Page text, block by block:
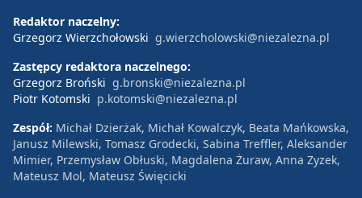
Redaktor naczelny:
Grzegorz Wierzchołowski g.wierzcholowski@niezalezna.pl
Zastępcy redaktora naczelnego:
Grzegorz Broński g.bronski@niezalezna.pl
Piotr Kotomski p.kotomski@niezalezna.pl
Zespół: Michał Dzierżak, Michał Kowalczyk, Beata Mańkowska,
Janusz Milewski, Tomasz Grodecki, Sabina Treffler, Aleksander
Mimier, Przemysław Obłuski, Magdalena Żuraw, Anna Zyzek,
Mateusz Mol, Mateusz Święcicki